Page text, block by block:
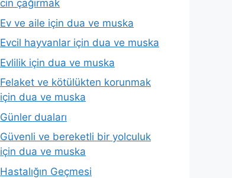
cin çağırmak
Ev ve aile için dua ve muska
Evcil hayvanlar için dua ve muska
Evlilik için dua ve muska
Felaket ve kötülükten korunmak
için dua ve muska
Günler duaları
Güvenli ve bereketli bir yolculuk
için dua ve muska
Hastalığın Geçmesi